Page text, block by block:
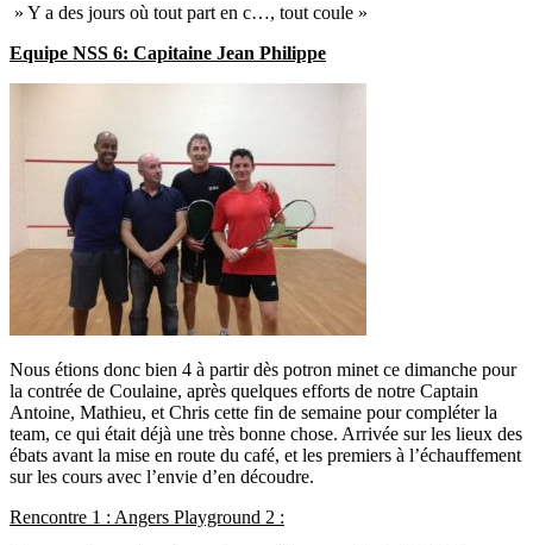
» Y a des jours où tout part en c…, tout coule »
Equipe NSS 6: Capitaine Jean Philippe
Nous étions donc bien 4 à partir dès potron minet ce dimanche pour
la contrée de Coulaine, après quelques efforts de notre Captain
Antoine, Mathieu, et Chris cette fin de semaine pour compléter la
team, ce qui était déjà une très bonne chose. Arrivée sur les lieux des
ébats avant la mise en route du café, et les premiers à l’échauffement
sur les cours avec l’envie d’en découdre.
Rencontre 1 : Angers Playground 2 :